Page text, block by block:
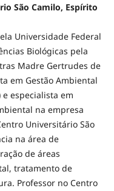
São Camilo, Espírito
Universidade Federal
Biológicas pela
Madre Gertrudes de
em Gestão Ambiental
e especialista em
na empresa
Universitário São
na área de
de áreas
tratamento de
Professor no Centro